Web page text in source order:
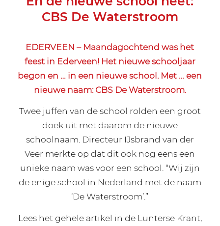
CBS De Waterstroom
EDERVEEN – Maandagochtend was het
feest in Ederveen! Het nieuwe schooljaar
begon en … in een nieuwe school. Met … een
nieuwe naam: CBS De Waterstroom.
Twee juffen van de school rolden een groot
doek uit met daarom de nieuwe
schoolnaam. Directeur IJsbrand van der
Veer merkte op dat dit ook nog eens een
unieke naam was voor een school. “Wij zijn
de enige school in Nederland met de naam
‘De Waterstroom’.”
Lees het gehele artikel in de Lunterse Krant,